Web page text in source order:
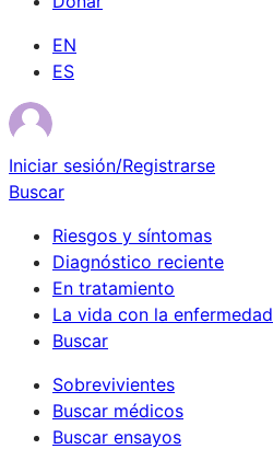
EN
ES
Iniciar sesión/Registrarse
Buscar
Riesgos y síntomas
Diagnóstico reciente
En tratamiento
La vida con la enfermedad
Buscar
Sobrevivientes
Buscar médicos
Buscar ensayos